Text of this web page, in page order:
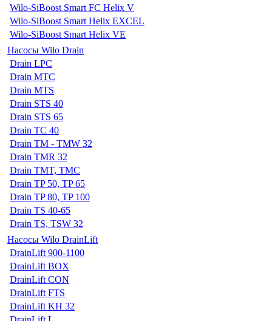
Wilo-SiBoost Smart FC Helix V
Wilo-SiBoost Smart Helix EXCEL
Wilo-SiBoost Smart Helix VE
Насосы Wilo Drain
Drain LPC
Drain MTC
Drain MTS
Drain STS 40
Drain STS 65
Drain TC 40
Drain TM - TMW 32
Drain TMR 32
Drain TMT, TMC
Drain TP 50, TP 65
Drain TP 80, TP 100
Drain TS 40-65
Drain TS, TSW 32
Насосы Wilo DrainLift
DrainLift 900-1100
DrainLift BOX
DrainLift CON
DrainLift FTS
DrainLift KH 32